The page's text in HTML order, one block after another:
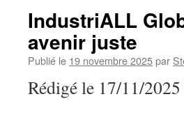
IndustriALL
avenir juste
Publié le 19 novembre 2025par
Rédigé le 17/11/2025